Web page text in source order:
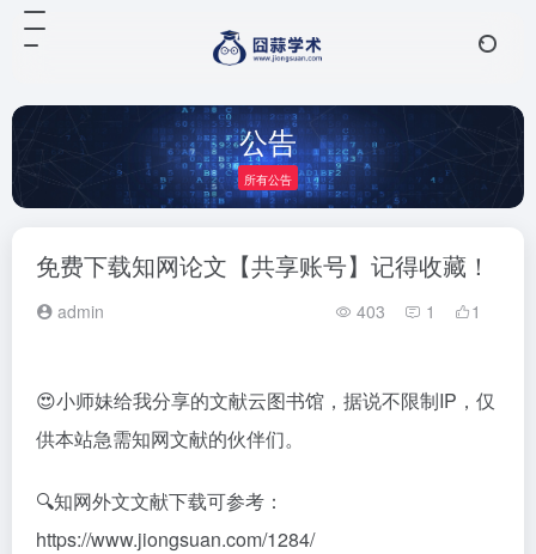
公告
所有公告
免费下载知网论文【共享账号】记得收藏！
admin 403 1 1
😍小师妹给我分享的文献云图书馆，据说不限制IP，仅
供本站急需知网文献的伙伴们。
🔍知网外文文献下载可参考：
https://www.jiongsuan.com/1284/